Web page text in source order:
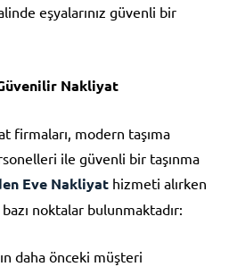
eşyalarınız güvenli bir
Nakliyat
firmaları, modern taşıma
ile güvenli bir taşınma
Eve Nakliyat hizmeti alırken
noktalar bulunmaktadır:
daha önceki müşteri